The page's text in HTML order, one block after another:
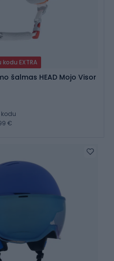
EXTRA
šalmas HEAD Mojo Visor
€